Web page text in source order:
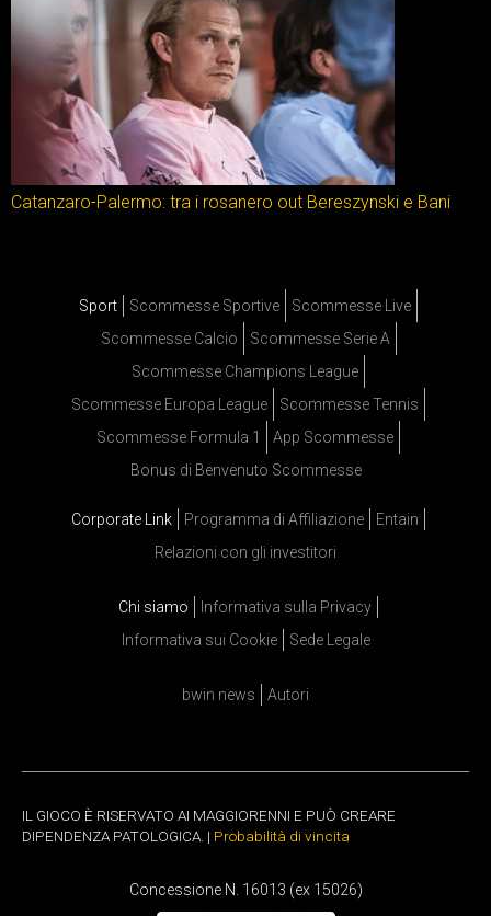
Catanzaro-Palermo: tra i rosanero out Bereszynski e Bani
Sport Scommesse Sportive
Scommesse Live
Scommesse Calcio
Scommesse Serie A
Scommesse Champions League
Scommesse Europa League
Scommesse Tennis
Scommesse Formula 1
App Scommesse
Bonus di Benvenuto Scommesse
Corporate Link Programma di Affiliazione
Entain
Relazioni con gli investitori
Chi siamo
Informativa sulla Privacy
Informativa sui Cookie
Sede Legale
bwin news Autori
IL GIOCO È RISERVATO AI MAGGIORENNI E PUÒ CREARE
DIPENDENZA PATOLOGICA. | Probabilità di vincita
Concessione N. 16013 (ex 15026)